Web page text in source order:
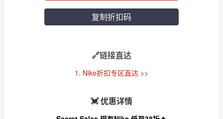
复制折扣码
🔗链接直达
1. Nike折扣专区直达 >>
💓 优惠详情